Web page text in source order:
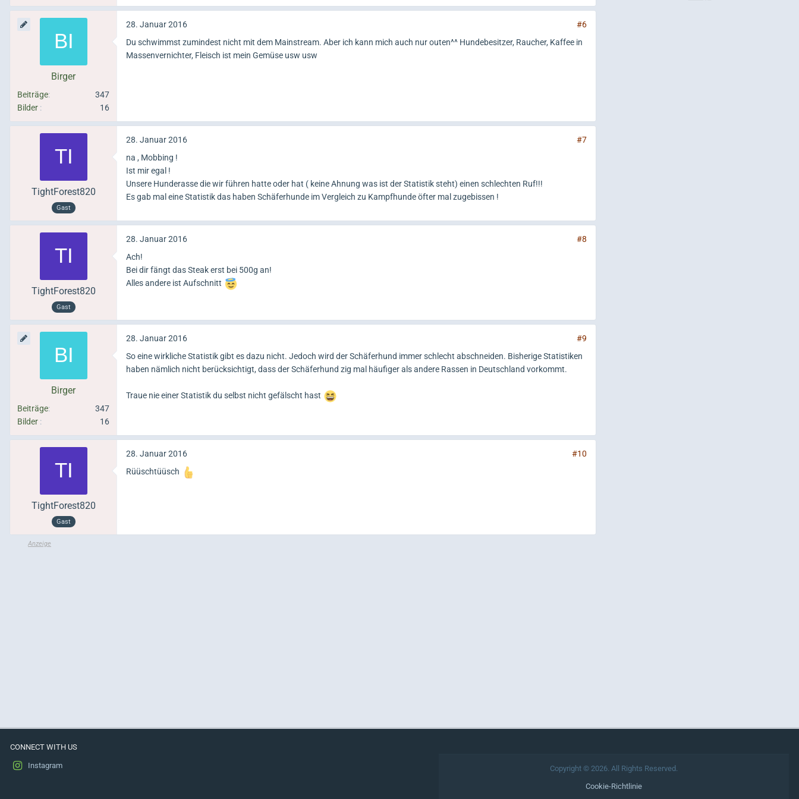
Birger
Beiträge
347
Bilder
16
28. Januar 2016
#6
Du schwimmst zumindest nicht mit dem Mainstream. Aber ich kann mich auch nur outen^^ Hundebesitzer, Raucher, Kaffee in
Massenvernichter, Fleisch ist mein Gemüse usw usw
TightForest820
Gast
28. Januar 2016
#7
na , Mobbing !
Ist mir egal !
Unsere Hunderasse die wir führen hatte oder hat ( keine Ahnung was ist der Statistik steht) einen schlechten Ruf!!!
Es gab mal eine Statistik das haben Schäferhunde im Vergleich zu Kampfhunde öfter mal zugebissen !
TightForest820
Gast
28. Januar 2016
#8
Ach!
Bei dir fängt das Steak erst bei 500g an!
Alles andere ist Aufschnitt
Birger
Beiträge
347
Bilder
16
28. Januar 2016
#9
So eine wirkliche Statistik gibt es dazu nicht. Jedoch wird der Schäferhund immer schlecht abschneiden. Bisherige Statistiken
haben nämlich nicht berücksichtigt, dass der Schäferhund zig mal häufiger als andere Rassen in Deutschland vorkommt.
Traue nie einer Statistik du selbst nicht gefälscht hast
TightForest820
Gast
28. Januar 2016
#10
Rüüschtüüsch
CONNECT WITH US
Instagram
Copyright © 2026. All Rights Reserved.
Cookie-Richtlinie